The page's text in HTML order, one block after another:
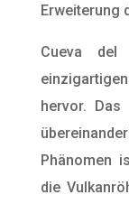
Erweiterung
Cueva
hervor.
Phänomen
die